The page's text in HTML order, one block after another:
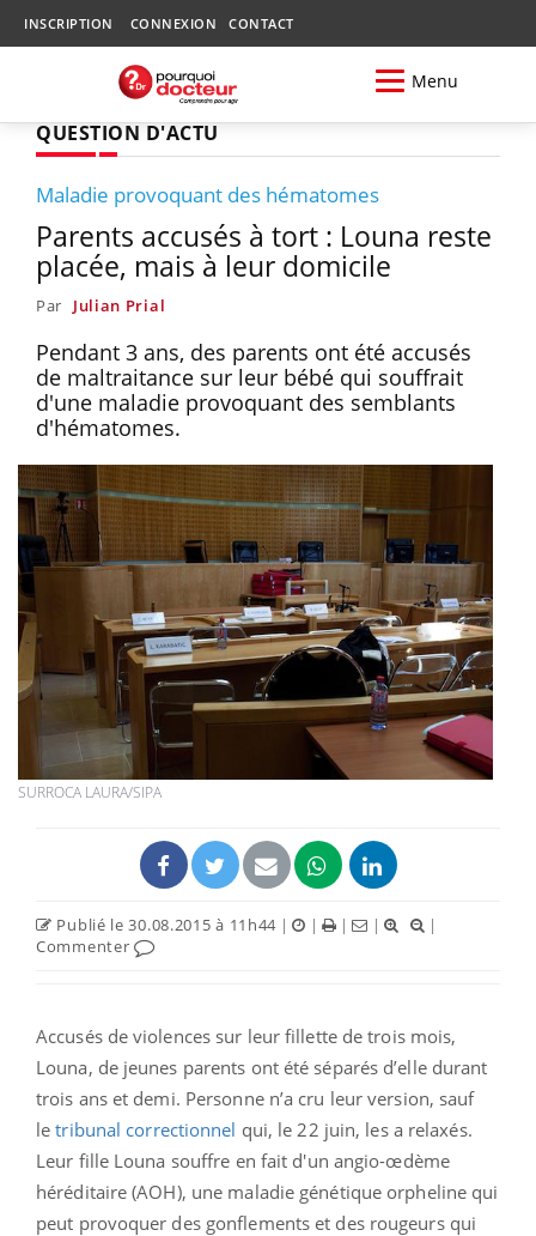
INSCRIPTION CONNEXION CONTACT
Menu
QUESTION D'ACTU
Maladie provoquant des hématomes
Parents accusés à tort : Louna reste
placée, mais à leur domicile
Par Julian Prial
Pendant 3 ans, des parents ont été accusés
de maltraitance sur leur bébé qui souffrait
d'une maladie provoquant des semblants
d'hématomes.
SURROCA LAURA/SIPA
Publié le 30.08.2015 à 11h44 | | | |
|
Commenter
Accusés de violences sur leur fillette de trois mois,
Louna, de jeunes parents ont été séparés d’elle durant
trois ans et demi. Personne n’a cru leur version, sauf
letribunal correctionnel qui, le 22 juin, les a relaxés.
Leur fille Louna souffre en fait d'un angio-œdème
héréditaire (AOH), une maladie génétique orpheline qui
peut provoquer des gonflements et des rougeurs qui